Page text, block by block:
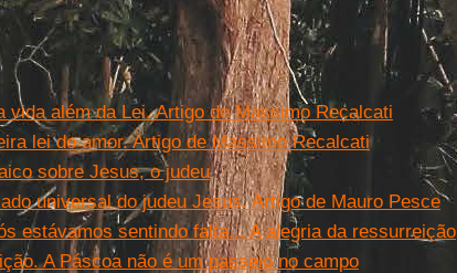
vida além da Lei. Artigo de Massimo Recalcati
lei do amor. Artigo de Massimo Recalcati
sobre Jesus, o judeu
universal do judeu Jesus. Artigo de Mauro Pesce
estávamos sentindo falta... A alegria da ressurreição
A Páscoa não é um passeio no campo